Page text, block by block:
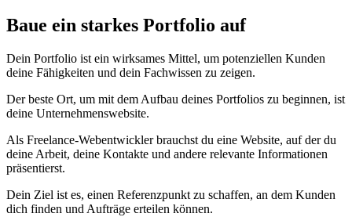
Baue ein starkes Portfolio auf
Dein Portfolio ist ein wirksames Mittel, um potenziellen Kunden
deine Fähigkeiten und dein Fachwissen zu zeigen.
Der beste Ort, um mit dem Aufbau deines Portfolios zu beginnen, ist
deine Unternehmenswebsite.
Als Freelance-Webentwickler brauchst du eine Website, auf der du
deine Arbeit, deine Kontakte und andere relevante Informationen
präsentierst.
Dein Ziel ist es, einen Referenzpunkt zu schaffen, an dem Kunden
dich finden und Aufträge erteilen können.